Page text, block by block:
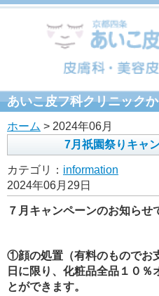
あいこ皮フ科クリニック
ホーム > 2024年06月
7月祇園祭りキャ
カテゴリ： information
2024年06月29日
７月キャンペーンのお知らせ
①顔の処置（有料のものでお
日に限り、化粧品全品１０％
とができます。